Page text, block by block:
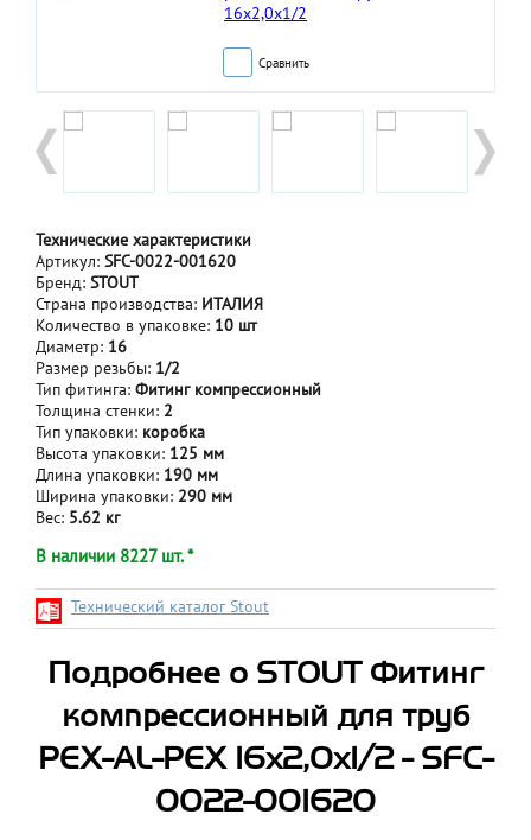
Сравнить
Технические характеристики
Артикул: SFC-0022-001620
Бренд: STOUT
Страна производства: ИТАЛИЯ
Количество в упаковке: 10 шт
Диаметр: 16
Размер резьбы: 1/2
Тип фитинга: Фитинг компрессионный
Толщина стенки: 2
Тип упаковки: коробка
Высота упаковки: 125 мм
Длина упаковки: 190 мм
Ширина упаковки: 290 мм
Вес: 5.62 кг
В наличии 8227 шт. *
Технический каталог Stout
Подробнее о STOUT Фитинг
компрессионный для труб
PEX-AL-PEX 16х2,0х1/2 - SFC-
0022-001620